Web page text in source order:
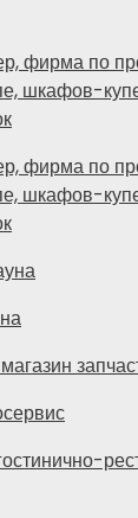
фирма по
шкафов-
фирма по
шкафов-